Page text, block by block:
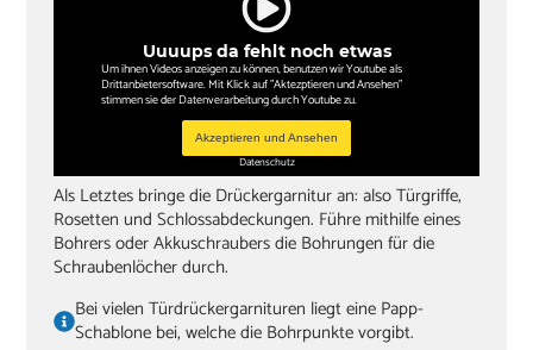
Uuuups da fehlt noch etwas
Um ihnen Videos anzeigen zu können, benutzen wir Youtube als
Drittanbietersoftware. Mit Klick auf "Aktezptieren und Ansehen"
stimmen sie der Datenverarbeitung durch Youtube zu.
Akzeptieren und Ansehen
Datenschutz
Als Letztes bringe die Drückergarnitur an: also Türgriffe,
Rosetten und Schlossabdeckungen. Führe mithilfe eines
Bohrers oder Akkuschraubers die Bohrungen für die
Schraubenlöcher durch.
Bei vielen Türdrückergarnituren liegt eine Papp-
Schablone bei, welche die Bohrpunkte vorgibt.